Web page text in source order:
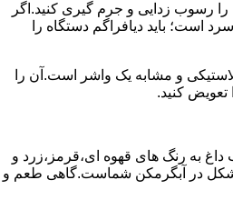
رسوب زدایی و جرم گیری کنید.اگر
است؛ باید دیافراگم دستگاه را
و مشابه یک واشر است.آن را
تعویض کنید.
داغ به رنگ های قهوه ای،قرمز،زرد و
در آبگرمکن شماست.گاهی طعم و